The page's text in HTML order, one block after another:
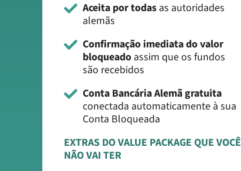
Aceita por todas as autoridades
alemãs
Confirmação imediata do valor
bloqueadoassim que os fundos
são recebidos
Conta Bancária Alemã gratuita
conectada automaticamente à sua
Conta Bloqueada
EXTRAS DO VALUE PACKAGE QUE VOCÊ
NÃO VAI TER